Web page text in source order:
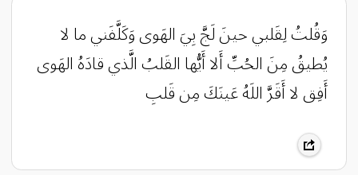
وَقُلتُ لِقَلبي حينَ لَجَّ بِيَ الهَوى وَكَلَّفَني ما لا
يُطيقُ مِنَ الحُبِّ أَلا أَيُّها القَلبُ الَّذي قادَهُ الهَوى
أَفِق لا أَقَرَّ اللَهُ عَينَكَ مِن قَلبِ